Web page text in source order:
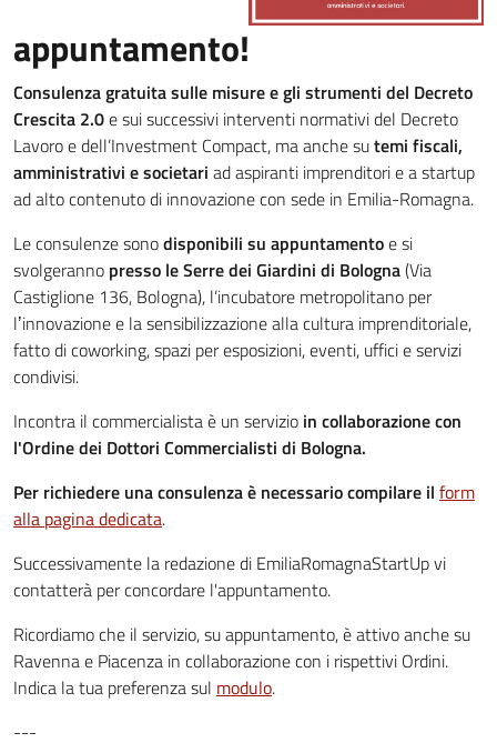
appuntamento!
Consulenza gratuita sulle misure e gli strumenti del Decreto
Crescita 2.0e sui successivi interventi normativi del Decreto
Lavoro e dell’Investment Compact, ma anche sutemi fiscali,
amministrativi e societari ad aspiranti imprenditori e a startup
ad alto contenuto di innovazione con sede in Emilia-Romagna.
Le consulenze sonodisponibili su appuntamentoe si
svolgeranno presso le Serre dei Giardini di Bologna(Via
Castiglione 136, Bologna), l’incubatore metropolitano per
lʼinnovazione e la sensibilizzazione alla cultura imprenditoriale,
fatto di coworking, spazi per esposizioni, eventi, uffici e servizi
condivisi.
Incontra il commercialista è un servizio in collaborazione con
l'Ordine dei Dottori Commercialisti di Bologna.
Per richiedere una consulenza è necessario compilare il form
alla pagina dedicata.
Successivamente la redazione di EmiliaRomagnaStartUp vi
contatterà per concordare l'appuntamento.
Ricordiamo che il servizio, su appuntamento, è attivo anche su
Ravenna e Piacenza in collaborazione con i rispettivi Ordini.
Indica la tua preferenza sul modulo.
---